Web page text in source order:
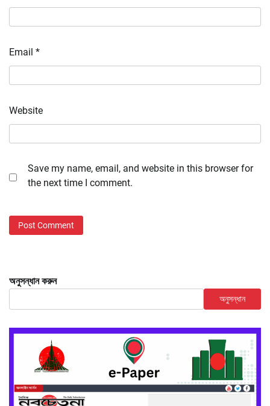
Email *
Website
Save my name, email, and website in this browser for
the next time I comment.
অনুসন্ধান করুন
অনুসন্ধান